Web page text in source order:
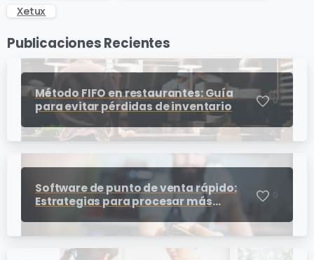
Xetux
Publicaciones Recientes
Método FIFO en restaurantes: Guía
para evitar pérdidas de inventario
0
Software de punto de venta rápido:
Estrategias para procesar más
cobros en horas pico